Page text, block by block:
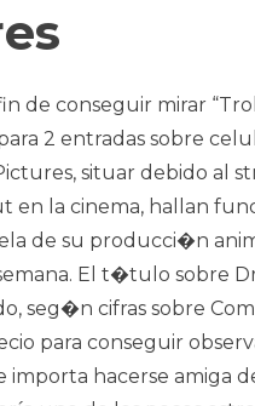
de conseguir mirar
2 entradas sobre
situar debido al
en la cinema, hallan
de su producci�n
El t�tulo sobre
seg�n cifras sobre
para conseguir
importa hacerse amiga